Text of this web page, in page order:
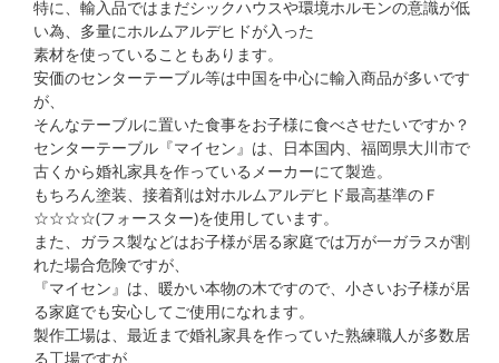
特に、輸入品ではまだシックハウスや環境ホルモンの意識が低
い為、多量にホルムアルデヒドが入った
素材を使っていることもあります。
安価のセンターテーブル等は中国を中心に輸入商品が多いです
が、
そんなテーブルに置いた食事をお子様に食べさせたいですか？
センターテーブル『マイセン』は、日本国内、福岡県大川市で
古くから婚礼家具を作っているメーカーにて製造。
もちろん塗装、接着剤は対ホルムアルデヒド最高基準のＦ
☆☆☆☆(フォースター)を使用しています。
また、ガラス製などはお子様が居る家庭では万が一ガラスが割
れた場合危険ですが、
『マイセン』は、暖かい本物の木ですので、小さいお子様が居
る家庭でも安心してご使用になれます。
製作工場は、最近まで婚礼家具を作っていた熟練職人が多数居
る工場ですが、